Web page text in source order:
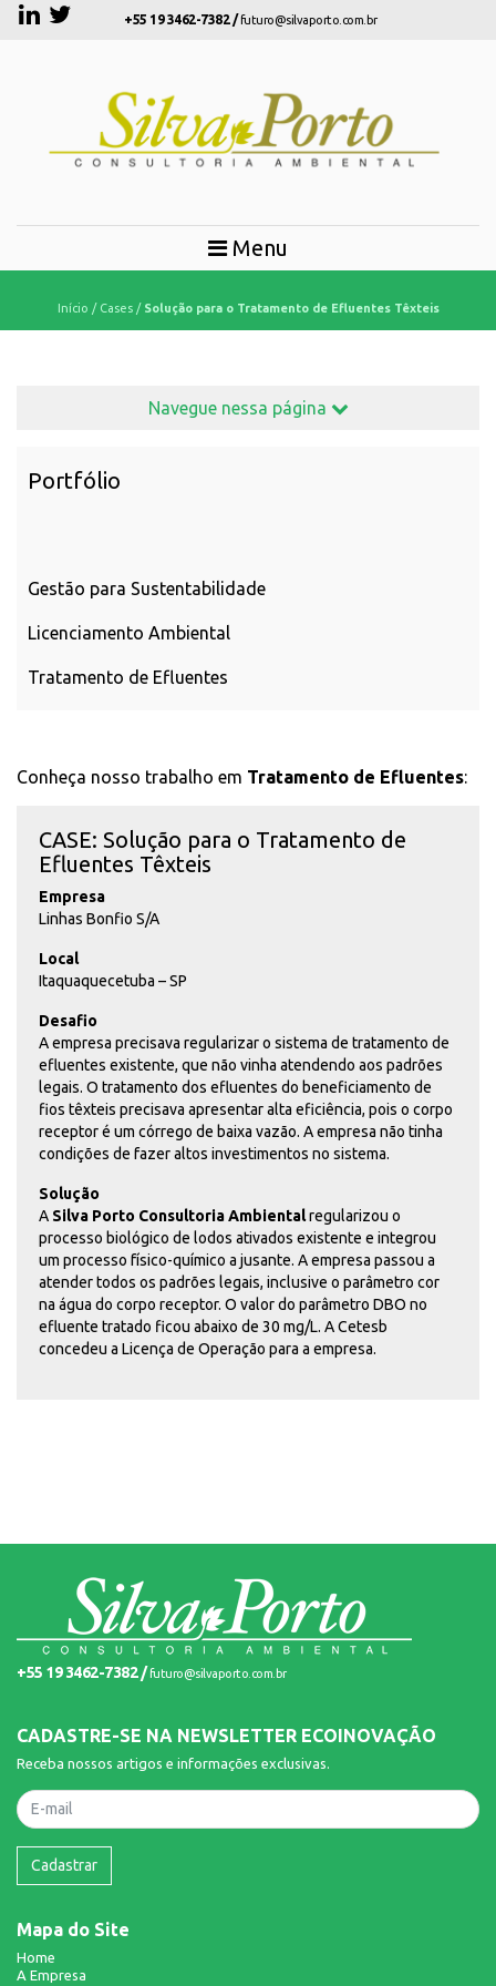
+55 19 3462-7382 /futuro@silvaporto.com.br
Menu
CASES
Início / Cases/ Solução para o Tratamento de Efluentes Têxteis
Navegue nessa página
Portfólio
Gestão para Sustentabilidade
Licenciamento Ambiental
Tratamento de Efluentes
Conheça nosso trabalho em Tratamento de Efluentes:
CASE: Solução para o Tratamento de
Efluentes Têxteis
Empresa
Linhas Bonfio S/A
Local
Itaquaquecetuba – SP
Desafio
A empresa precisava regularizar o sistema de tratamento de
efluentes existente, que não vinha atendendo aos padrões
legais. O tratamento dos efluentes do beneficiamento de
fios têxteis precisava apresentar alta eficiência, pois o corpo
receptor é um córrego de baixa vazão. A empresa não tinha
condições de fazer altos investimentos no sistema.
Solução
A Silva Porto Consultoria Ambientalregularizou o
processo biológico de lodos ativados existente e integrou
um processo físico-químico a jusante. A empresa passou a
atender todos os padrões legais, inclusive o parâmetro cor
na água do corpo receptor. O valor do parâmetro DBO no
efluente tratado ficou abaixo de 30 mg/L. A Cetesb
concedeu a Licença de Operação para a empresa.
+55 19 3462-7382 /futuro@silvaporto.com.br
CADASTRE-SE NA NEWSLETTER ECOINOVAÇÃO
Receba nossos artigos e informações exclusivas.
Nome
Cadastrar
Mapa do Site
Home
A Empresa